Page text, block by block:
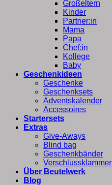
Großeltern
Kinder
Partner:in
Mama
Papa
Chef:in
Kollege
Baby
Geschenkideen
Geschenke
Geschenksets
Adventskalender
Accessoires
Startersets
Extras
Give-Aways
Blind bag
Geschenkbänder
Verschlussklammer
Über Beutelwerk
Blog